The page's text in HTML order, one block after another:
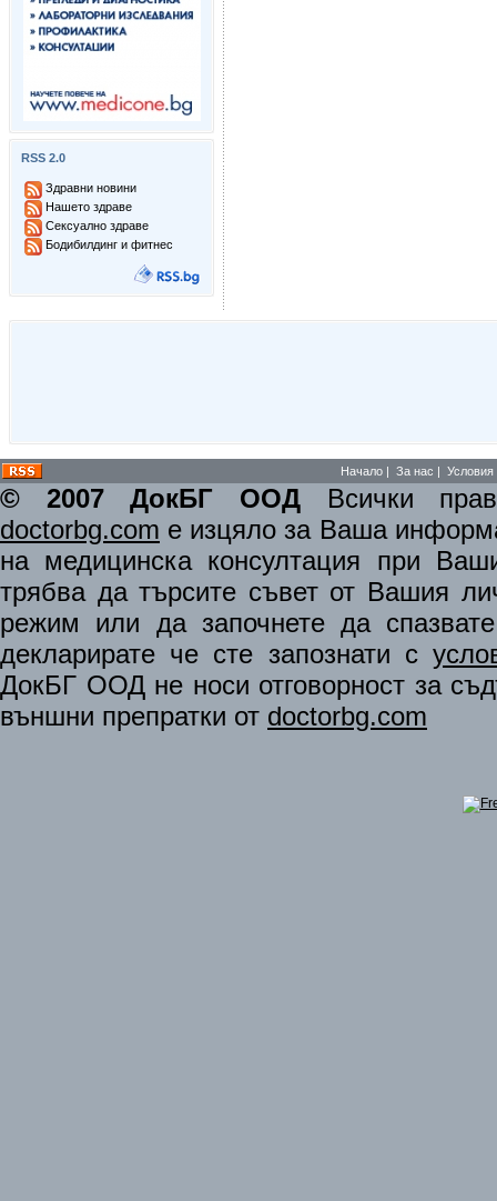
RSS 2.0
Здравни новини
Нашето здраве
Сексуално здраве
Бодибилдинг и фитнес
Начало | За нас | Условия
© 2007 ДокБГ ООД Всички
doctorbg.com е изцяло за Ваша
на медицинска консултация при
трябва да търсите съвет от Вашия
режим или да започнете да
декларирате че сте запознати с
ДокБГ ООД не носи отговорност за
външни препратки от doctorbg.com